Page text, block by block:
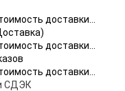
доставки...
доставки...
доставки...
СДЭК